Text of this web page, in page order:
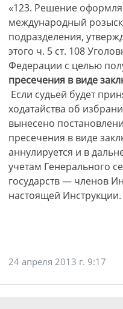
«123. Решение
международный
подразделения,
этого ч. 5 ст. 108
Федерации с целью
пресечения в виде
Если судьей будет
ходатайства об
вынесено
пресечения в виде
аннулируется и в
учетам Генерального
государств — членов
настоящей Инструкции.
24 апреля 2013 г. 9:17